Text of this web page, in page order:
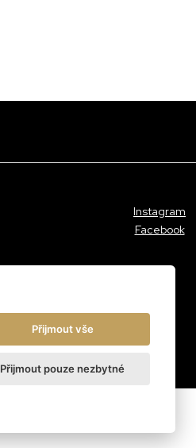
Instagram
Facebook
Přijmout vše
Přijmout pouze nezbytné